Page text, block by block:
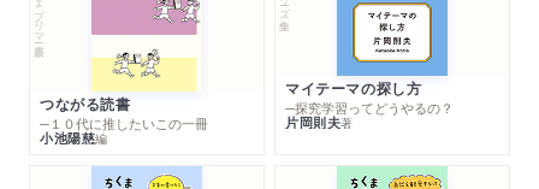
つながる読書
─１０代に推したいこの一冊
小池陽慈編
マイテーマの探し方
─探究学習ってどうやるの？
片岡則夫著